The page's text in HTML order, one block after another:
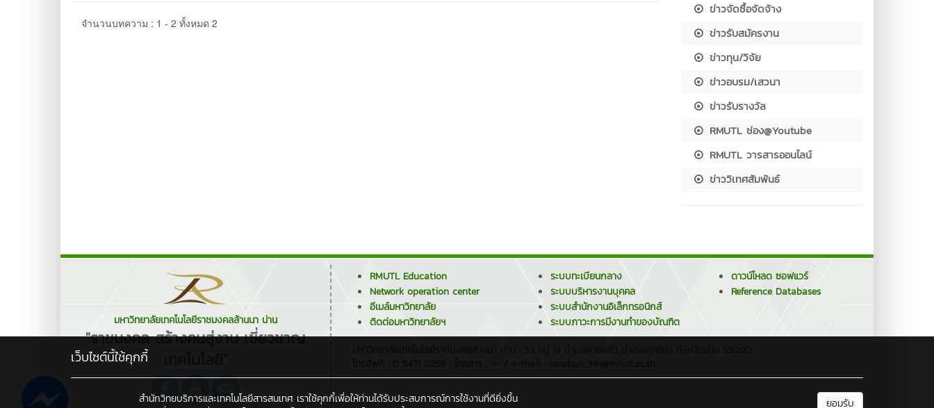
จำนวนบทความ : 1 - 2 ทั้งหมด 2
ข่าวจัดซื้อจัดจ้าง
ข่าวรับสมัครงาน
ข่าวทุน/วิจัย
ข่าวอบรม/เสวนา
ข่าวรับรางวัล
RMUTL ช่อง@Youtube
RMUTL วารสารออนไลน์
ข่าววิเทศสัมพันธ์
มหาวิทยาลัยเทคโนโลยีราชมงคลล้านนา น่าน
"ราชมงคล สร้างคนสู่งาน เชี่ยวชาญ
RMUTL Education
Network operation center
อีเมล์มหาวิทยาลัย
ติดต่อมหาวิทยาลัยฯ
ระบบทะเบียนกลาง
ระบบบริหารงานบุคคล
ระบบสำนักงานอิเล็กทรอนิกส์
ระบบภาวะการมีงานทำของบัณฑิต
ดาวน์โหลด ซอฟแวร์
Reference Databases
เว็บไซต์นี้ใช้คุกกี้
สำนักวิทยบริการและเทคโนโลยีสารสนเทศ เราใช้คุกกี้เพื่อให้ท่านได้รับประสบการณ์การใช้งานที่ดียิ่งขึ้น
ยอมรับ